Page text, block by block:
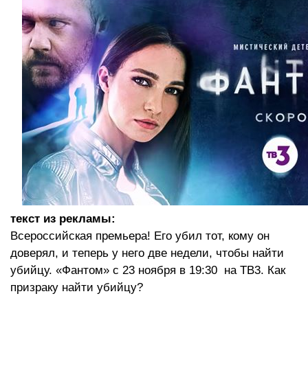
текст из рекламы:
Всероссийская премьера! Его убил тот, кому он
доверял, и теперь у него две недели, чтобы найти
убийцу. «Фантом» с 23 ноября в 19:30 на ТВ3. Как
призраку найти убийцу?